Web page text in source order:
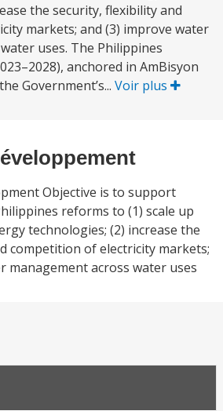
the security, flexibility and
markets; and (3) improve water
uses. The Philippines
anchored in AmBisyon
Government’s... Voir plus
Objective is to support
reforms to (1) scale up
technologies; (2) increase the
competition of electricity markets;
management across water uses